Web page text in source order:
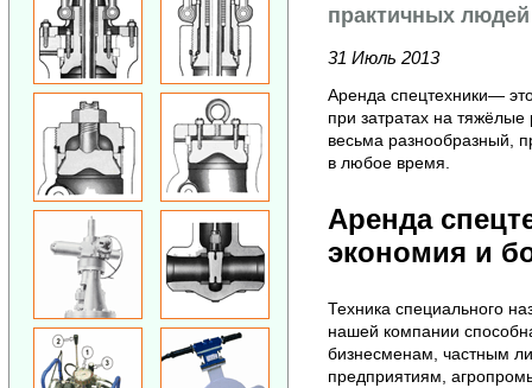
практичных людей
31 Июль 2013
Аренда спецтехники—
при затратах на
весьма разнообразный,
в любое время.
Аренда
экономия и
Техника специального
нашей компании
бизнесменам, частным
предприятиям,